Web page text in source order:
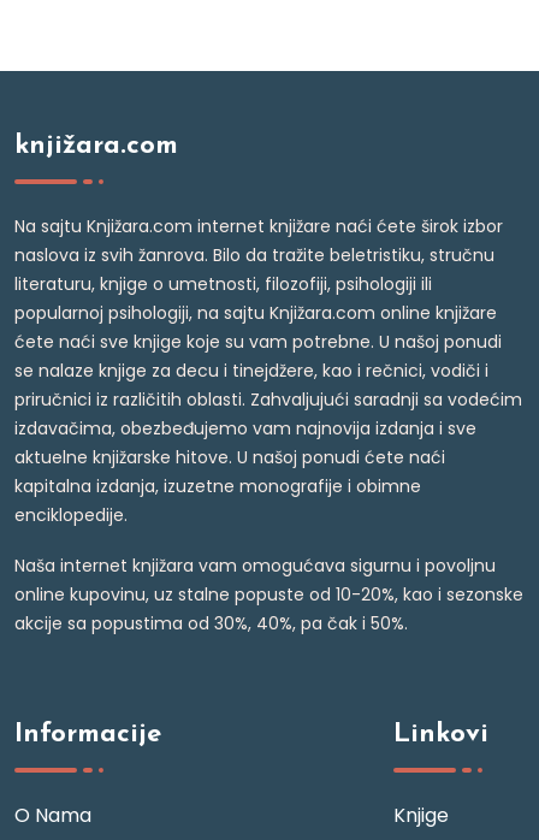
knjižara.com
Na sajtu Knjižara.com internet knjižare naći ćete širok izbor
naslova iz svih žanrova. Bilo da tražite beletristiku, stručnu
literaturu, knjige o umetnosti, filozofiji, psihologiji ili
popularnoj psihologiji, na sajtu Knjižara.com online knjižare
ćete naći sve knjige koje su vam potrebne. U našoj ponudi
se nalaze knjige za decu i tinejdžere, kao i rečnici, vodiči i
priručnici iz različitih oblasti. Zahvaljujući saradnji sa vodećim
izdavačima, obezbeđujemo vam najnovija izdanja i sve
aktuelne knjižarske hitove. U našoj ponudi ćete naći
kapitalna izdanja, izuzetne monografije i obimne
enciklopedije.
Naša internet knjižara vam omogućava sigurnu i povoljnu
online kupovinu, uz stalne popuste od 10-20%, kao i sezonske
akcije sa popustima od 30%, 40%, pa čak i 50%.
Informacije
O Nama
Linkovi
Knjige